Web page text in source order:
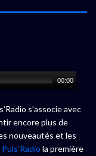
00:00
s’associe avec
encore plus de
nouveautés et les
Puls’Radio la première